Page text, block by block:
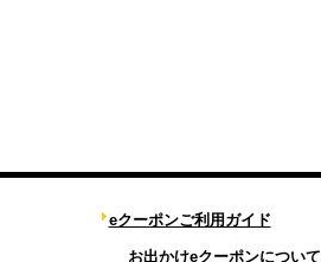
eクーポンご利用ガイド
お出かけeクーポンについて